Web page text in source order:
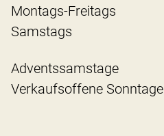
Montags-Freitags
Samstags
Adventssamstage
Verkaufsoffene Sonntage